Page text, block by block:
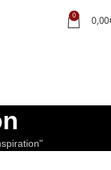
0 0,00